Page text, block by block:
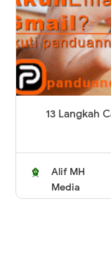
13 Langkah
Alif MH
Media